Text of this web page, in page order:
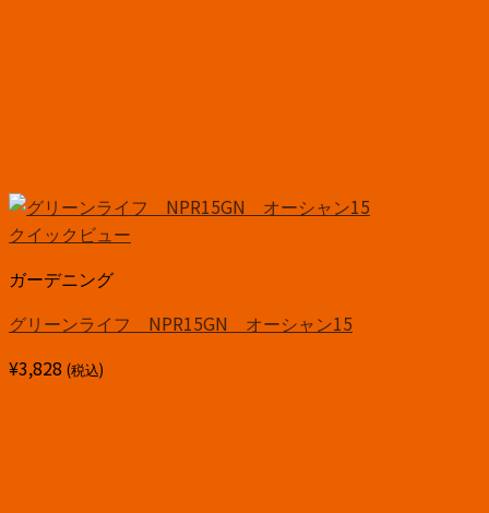
クイックビュー
ガーデニング
グリーンライフ NPR15GN オーシャン15
¥3,828 (税込)